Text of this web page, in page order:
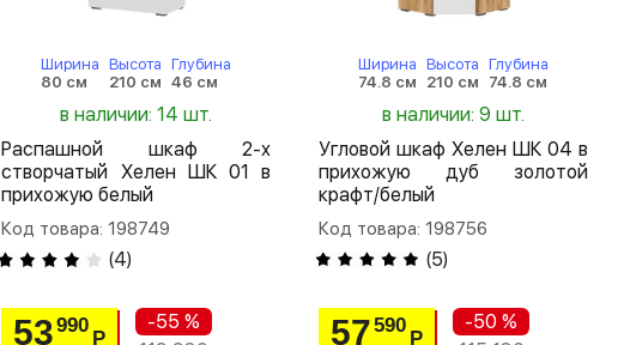
Ширина
80 см
Высота
210 см
Глубина
46 см
в наличии: 14 шт.
Распашной шкаф 2-х
створчатый Хелен ШК 01 в
прихожую белый
Код товара: 198749
(4)
53990
Р
-55 %
Ширина
74.8 см
Высота
210 см
Глубина
74.8 см
в наличии: 9 шт.
Угловой шкаф Хелен ШК 04 в
прихожую дуб золотой
крафт/белый
Код товара: 198756
(5)
57590
Р
-50 %